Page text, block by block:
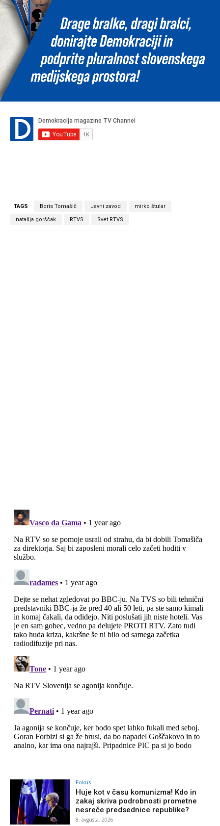
TAGS Boris Tomašič Javni zavod mirko štular
natalija gorščak RTVS Svet RTVS
Fokus
Huje kot v času komunizma! Kdo in
zakaj skriva podrobnosti prometne
nesreče predsednice republike?
8. avgusta, 2026